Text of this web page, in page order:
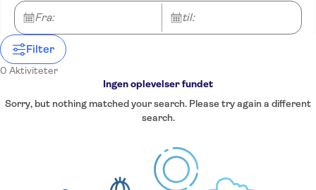
Fra: til:
Filter
0 Aktiviteter
Ingen oplevelser fundet
Sorry, but nothing matched your search. Please try again a different
search.